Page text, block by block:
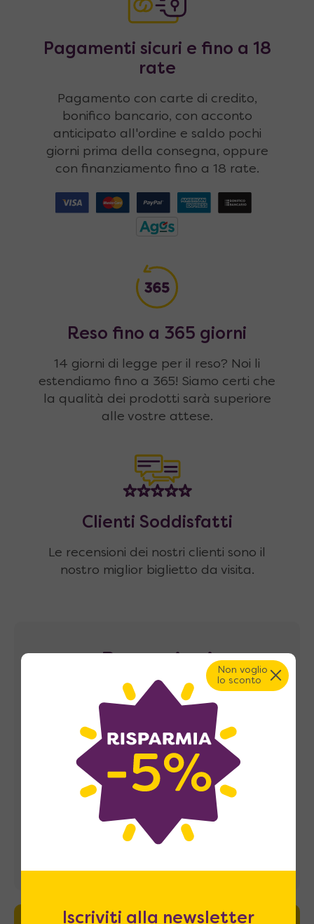
Pagamenti sicuri e fino a 18
rate
Pagamento con carte di credito,
bonifico bancario, con acconto
anticipato all'ordine e saldo pochi
giorni prima della consegna, oppure
con finanziamento fino a 18 rate.
Reso fino a 365 giorni
14 giorni di legge per il reso? Noi li
estendiamo fino a 365! Siamo certi che
la qualità dei prodotti sarà superiore
alle vostre attese.
Clienti Soddisfatti
Le recensioni dei nostri clienti sono il
nostro miglior biglietto da visita.
Recensioni
Non voglio
lo sconto
Iscriviti alla newsletter